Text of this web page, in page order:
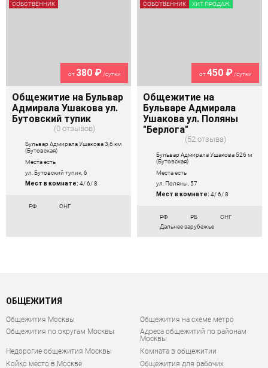
от 380 ₽/сутки
Общежитие на Бульвар
Адмирала Ушакова ул.
Бутовский тупик
0 отзывов
Бульвар Адмирала Ушакова 3,6 км
(Бутовская)
Места есть
ул. Бутовский тупик, 6
Мест в комнате: 4/ 6/ 8
РФ СНГ
СОБСТВЕННИК
от450 ₽/сутки
Общежитие на
Бульваре Адмирала
Ушакова ул. Поляны
"Берлога"
52 отзыва
Бульвар Адмирала Ушакова 526 м
(Бутовская)
Места есть
ул. Поляны, 57
Мест в комнате: 4/ 6/ 8
РФ РБ
СНГ
Дальнее зарубежье
СОБСТВЕННИК ХИТ ПРОДАЖ
ОБЩЕЖИТИЯ
Общежития Москвы
Общежития на схеме метро
Общежития по округам Москвы
Адреса общежитий по районам
Москвы
Недорогие общежития Москвы
Комната в общежитии
Койко место в Москве
Общежития для рабочих